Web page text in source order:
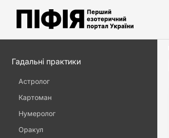
Гадальні практики
Астролог
Картоман
Нумеролог
Оракул